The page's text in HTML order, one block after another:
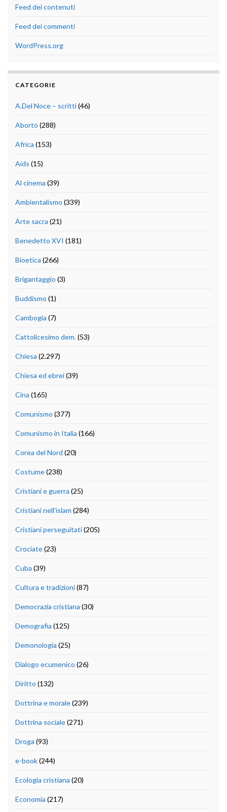
Feed dei contenuti
Feed dei commenti
WordPress.org
CATEGORIE
A.Del Noce – scritti(46)
Aborto (288)
Africa (153)
Aids (15)
Al cinema (39)
Ambientalismo (339)
Arte sacra (21)
Benedetto XVI (181)
Bioetica (266)
Brigantaggio (3)
Buddismo (1)
Cambogia (7)
Cattolicesimo dem.(53)
Chiesa (2.297)
Chiesa ed ebrei(39)
Cina (165)
Comunismo (377)
Comunismo in Italia (166)
Corea del Nord (20)
Costume(238)
Cristiani e guerra (25)
Cristiani nell'islam (284)
Cristiani perseguitati(205)
Crociate(23)
Cuba (39)
Cultura e tradizioni(87)
Democrazia cristiana (30)
Demografia (125)
Demonologia (25)
Dialogo ecumenico (26)
Diritto (132)
Dottrina e morale(239)
Dottrina sociale(271)
Droga (93)
e-book(244)
Ecologia cristiana (20)
Economia (217)